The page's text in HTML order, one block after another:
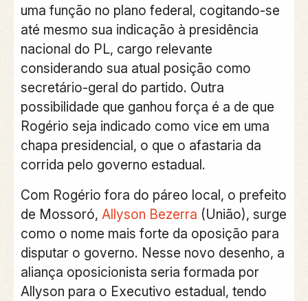
uma função no plano federal, cogitando-se
até mesmo sua indicação à presidência
nacional do PL, cargo relevante
considerando sua atual posição como
secretário-geral do partido. Outra
possibilidade que ganhou força é a de que
Rogério seja indicado como vice em uma
chapa presidencial, o que o afastaria da
corrida pelo governo estadual.
Com Rogério fora do páreo local, o prefeito
de Mossoró, Allyson Bezerra (União), surge
como o nome mais forte da oposição para
disputar o governo. Nesse novo desenho, a
aliança oposicionista seria formada por
Allyson para o Executivo estadual, tendo